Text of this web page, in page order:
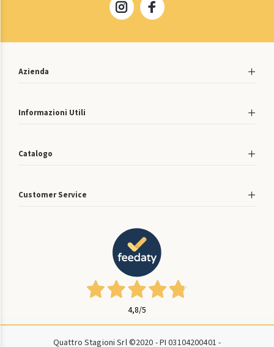
Azienda
Informazioni Utili
Catalogo
Customer Service
4,8/5
Quattro Stagioni Srl ©2020 - PI 03104200401 -